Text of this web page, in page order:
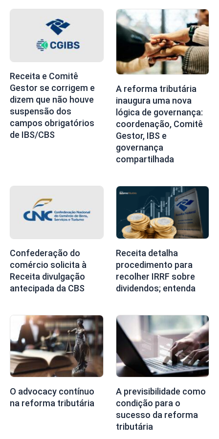
Receita e Comitê
Gestor se corrigem e
dizem que não houve
suspensão dos
campos obrigatórios
de IBS/CBS
A reforma tributária
inaugura uma nova
lógica de governança:
coordenação, Comitê
Gestor, IBS e
governança
compartilhada
Confederação do
comércio solicita à
Receita divulgação
antecipada da CBS
Receita detalha
procedimento para
recolher IRRF sobre
dividendos; entenda
O advocacy contínuo
na reforma tributária
A previsibilidade como
condição para o
sucesso da reforma
tributária